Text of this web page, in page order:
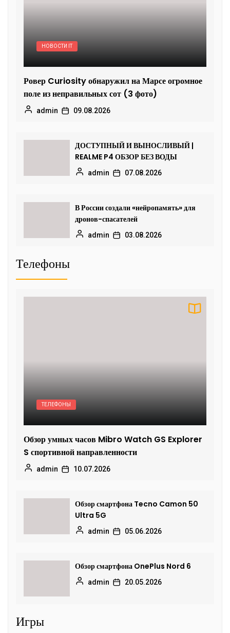
НОВОСТИ IT
Ровер Curiosity обнаружил на Марсе огромное
поле из неправильных сот (3 фото)
admin 09.08.2026
ДОСТУПНЫЙ И ВЫНОСЛИВЫЙ |
REALME P4 ОБЗОР БЕЗ ВОДЫ
admin 07.08.2026
В России создали «нейропамять» для
дронов-спасателей
admin 03.08.2026
Телефоны
ТЕЛЕФОНЫ
Обзор умных часов Mibro Watch GS Explorer
S спортивной направленности
admin 10.07.2026
Обзор смартфона Tecno Camon 50
Ultra 5G
admin 05.06.2026
Обзор смартфона OnePlus Nord 6
admin 20.05.2026
Игры